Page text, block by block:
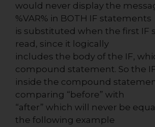
would never display the
%VAR% in BOTH IF statements
is substituted when the first IF
read, since it logically
includes the body of the IF,
compound statement. So the
inside the compound
comparing “before” with
“after” which will never be
the following example